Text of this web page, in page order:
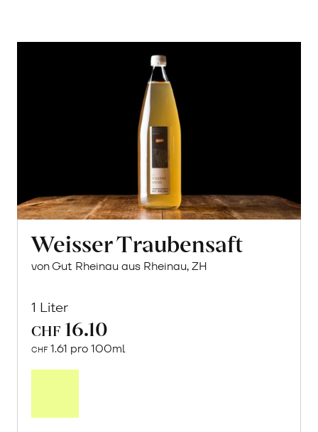
Weisser Traubensaft
von Gut Rheinau aus Rheinau, ZH
1 Liter
CHF 16.10
CHF 1.61 pro 100ml